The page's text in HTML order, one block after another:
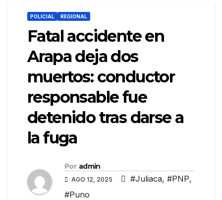
POLICIAL REGIONAL
Fatal accidente en
Arapa deja dos
muertos: conductor
responsable fue
detenido tras darse a
la fuga
Por admin
AGO 12, 2025 #Juliaca, #PNP,
#Puno